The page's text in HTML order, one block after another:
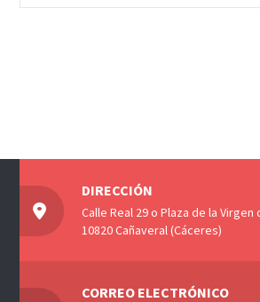
DIRECCIÓN
Calle Real 29 o Plaza de la Virgen
10820 Cañaveral (Cáceres)
CORREO ELECTRÓNICO